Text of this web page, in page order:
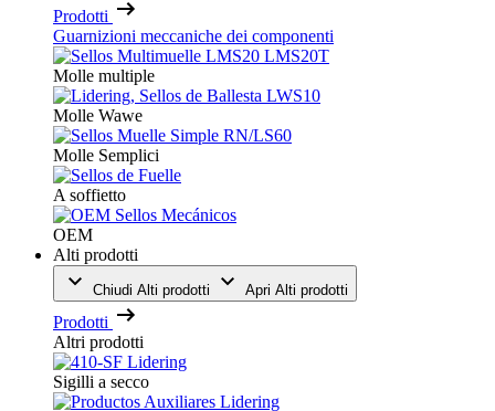
Prodotti
Guarnizioni meccaniche dei componenti
Molle multiple
Molle Wawe
Molle Semplici
A soffietto
OEM
Alti prodotti
Chiudi Alti prodotti Apri Alti prodotti
Prodotti
Altri prodotti
Sigilli a secco